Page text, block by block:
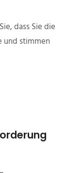
dass Sie die
und stimmen